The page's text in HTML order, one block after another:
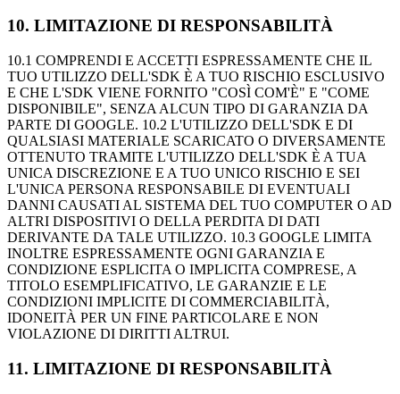
10. LIMITAZIONE DI RESPONSABILITÀ
10.1 COMPRENDI E ACCETTI ESPRESSAMENTE CHE IL
TUO UTILIZZO DELL'SDK È A TUO RISCHIO ESCLUSIVO
E CHE L'SDK VIENE FORNITO "COSÌ COM'È" E "COME
DISPONIBILE", SENZA ALCUN TIPO DI GARANZIA DA
PARTE DI GOOGLE. 10.2 L'UTILIZZO DELL'SDK E DI
QUALSIASI MATERIALE SCARICATO O DIVERSAMENTE
OTTENUTO TRAMITE L'UTILIZZO DELL'SDK È A TUA
UNICA DISCREZIONE E A TUO UNICO RISCHIO E SEI
L'UNICA PERSONA RESPONSABILE DI EVENTUALI
DANNI CAUSATI AL SISTEMA DEL TUO COMPUTER O AD
ALTRI DISPOSITIVI O DELLA PERDITA DI DATI
DERIVANTE DA TALE UTILIZZO. 10.3 GOOGLE LIMITA
INOLTRE ESPRESSAMENTE OGNI GARANZIA E
CONDIZIONE ESPLICITA O IMPLICITA COMPRESE, A
TITOLO ESEMPLIFICATIVO, LE GARANZIE E LE
CONDIZIONI IMPLICITE DI COMMERCIABILITÀ,
IDONEITÀ PER UN FINE PARTICOLARE E NON
VIOLAZIONE DI DIRITTI ALTRUI.
11. LIMITAZIONE DI RESPONSABILITÀ